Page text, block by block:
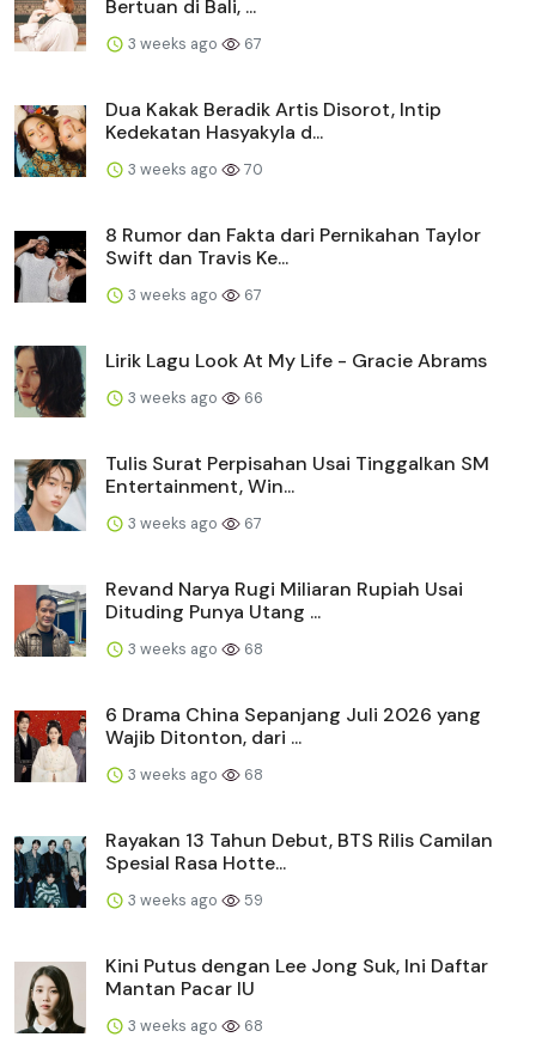
Bertuan di Bali, ...
3 weeks ago 67
Dua Kakak Beradik Artis Disorot, Intip
Kedekatan Hasyakyla d...
3 weeks ago 70
8 Rumor dan Fakta dari Pernikahan Taylor
Swift dan Travis Ke...
3 weeks ago 67
Lirik Lagu Look At My Life - Gracie Abrams
3 weeks ago 66
Tulis Surat Perpisahan Usai Tinggalkan SM
Entertainment, Win...
3 weeks ago 67
Revand Narya Rugi Miliaran Rupiah Usai
Dituding Punya Utang ...
3 weeks ago 68
6 Drama China Sepanjang Juli 2026 yang
Wajib Ditonton, dari ...
3 weeks ago 68
Rayakan 13 Tahun Debut, BTS Rilis Camilan
Spesial Rasa Hotte...
3 weeks ago 59
Kini Putus dengan Lee Jong Suk, Ini Daftar
Mantan Pacar IU
3 weeks ago 68